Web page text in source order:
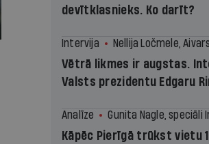
devītklasnieks. Ko darīt?
Intervija Nellija Ločmele,
Vētrā likmes ir augstas.
Valsts prezidentu Edgaru
Analīze Gunita Nagle, speciāli
Kāpēc Pierīgā trūkst vietu